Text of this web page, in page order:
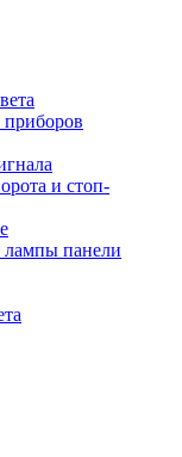
и стоп-
панели